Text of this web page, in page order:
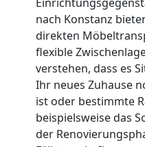
nach Konstanz
direkten
flexible
verstehen, dass es
Ihr neues Zuhause
ist oder bestimmte
beispielsweise das
der
National
Beiladung